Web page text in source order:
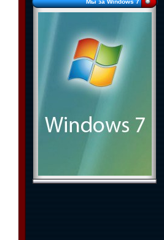
Мы за Windows 7